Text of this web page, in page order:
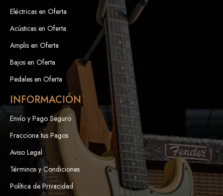
Eléctricas en Oferta
Acústicas en Oferta
Amplis en Oferta
Bajos en Oferta
Pedales en Oferta
INFORMACIÓN
Envío y Pago Seguro
Fracciona tus Pagos
Aviso Legal
Términos y Condiciones
Política de Privacidad